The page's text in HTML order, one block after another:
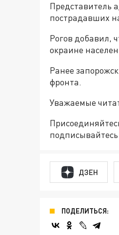
Представитель
пострадавших
Рогов добавил,
окраине
Ранее
фронта.
Уважаемые
ДЗЕН
ПОДЕЛИТЬСЯ: